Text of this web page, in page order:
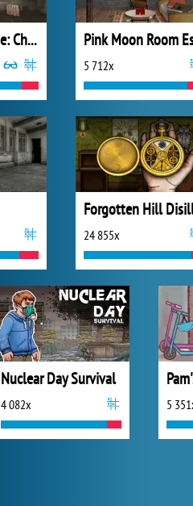
Laqueus Escape: Chapter 1
5 712x
24 855x
Nuclear Day Survival
4 082x 5